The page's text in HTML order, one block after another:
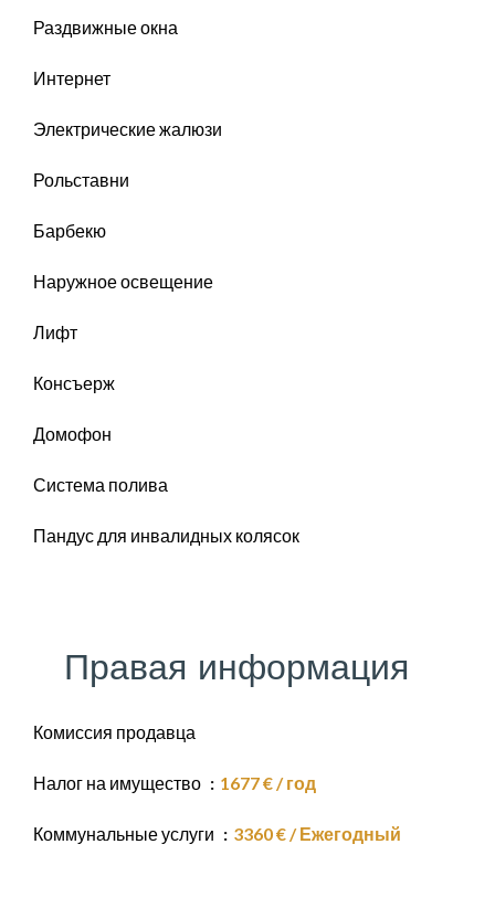
Раздвижные окна
Интернет
Электрические жалюзи
Рольставни
Барбекю
Наружное освещение
Лифт
Консъерж
Домофон
Система полива
Пандус для инвалидных колясок
Правая информация
Комиссия продавца
Налог на имущество 1677 € / год
Коммунальные услуги 3360 € / Ежегодный